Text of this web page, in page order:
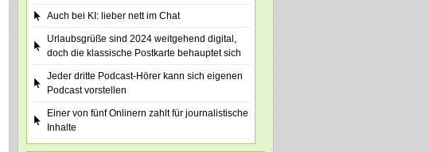
Auch bei KI: lieber nett im Chat
Urlaubsgrüße sind 2024 weitgehend digital,
doch die klassische Postkarte behauptet sich
Jeder dritte Podcast-Hörer kann sich eigenen
Podcast vorstellen
Einer von fünf Onlinern zahlt für journalistische
Inhalte